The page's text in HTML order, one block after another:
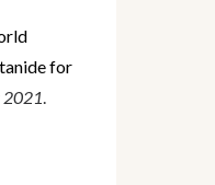
for
2021.